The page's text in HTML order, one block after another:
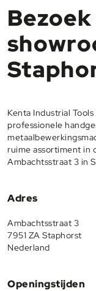
Kenta Industrial
professionele
ruime assortiment in
Ambachtsstraat 3 in
Adres
Ambachtsstraat 3
7951 ZA Staphorst
Nederland
Openingstijden